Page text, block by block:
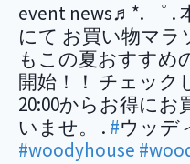
event news♬*. ゜ .
にて お買い物マラ
もこの夏おすすめ
開始！！ チェッ
20:00からお得にお
いませ。 . #ウッデ
#woodyhouse